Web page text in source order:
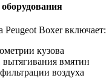
Peugeot Boxer включает:
кузова
вытягивания вмятин
воздуха